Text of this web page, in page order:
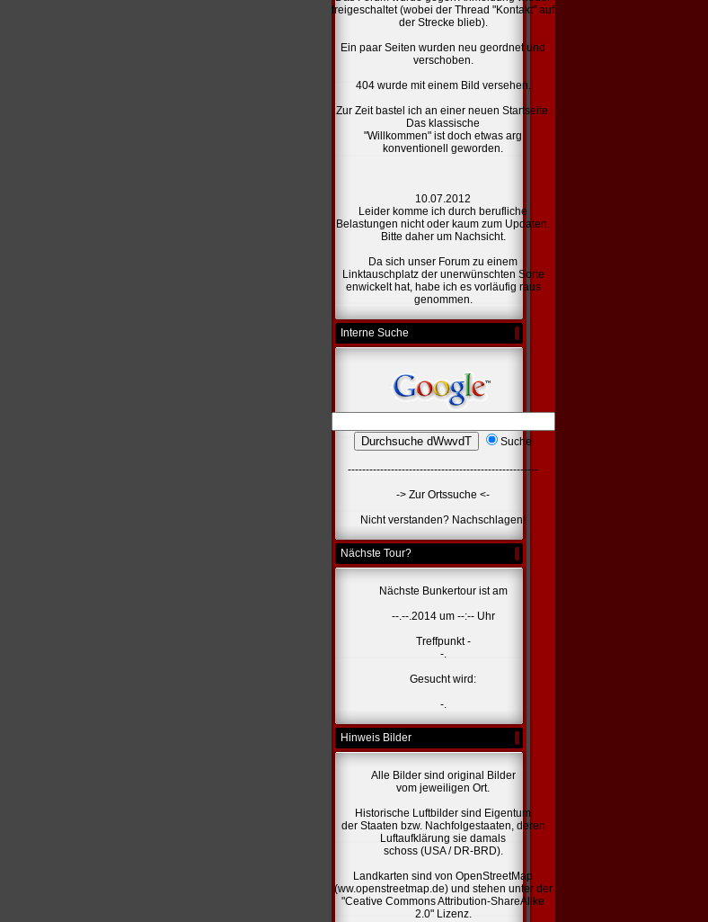
freigeschaltet (wobei der Thread "Kontakt" auf
der Strecke blieb).
Ein paar Seiten wurden neu geordnet und
verschoben.
404wurde mit einem Bild versehen.
Zur Zeit bastel ich an einer neuen Startseite.
Das klassische
"Willkommen" ist doch etwas arg
konventionell geworden.
10.07.2012
Leider komme ich durch berufliche
Belastungen nicht oder kaum zum Updaten.
Bitte daher um Nachsicht.
Da sich unser Forum zu einem
Linktauschplatz der unerwünschten Sorte
enwickelt hat, habe ich es vorläufig raus
genommen.
Interne Suche
Suche
-----------------------------------------------------
-> Zur Ortssuche <-
Nicht verstanden? Nachschlagen!
Nächste Tour?
Nächste Bunkertour ist am
--.--.2014 um --:-- Uhr
Treffpunkt -
-.
Gesucht wird:
-.
Hinweis Bilder
Alle Bilder sind original Bilder
vom jeweiligen Ort.
Historische Luftbilder sind Eigentum
der Staaten bzw. Nachfolgestaaten, deren
Luftaufklärung sie damals
schoss (USA / DR-BRD).
Landkarten sind von OpenStreetMap
(ww.openstreetmap.de) und stehen unter der
"Ceative Commons Attribution-ShareAlike
2.0" Lizenz.